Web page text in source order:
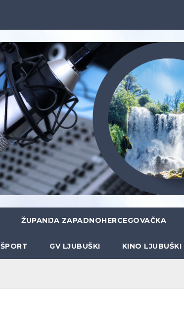
ŽUPANIJA ZAPADNOHERCEGOVAČKA
ŠPORT GV LJUBUŠKI KINO LJUBUŠKI